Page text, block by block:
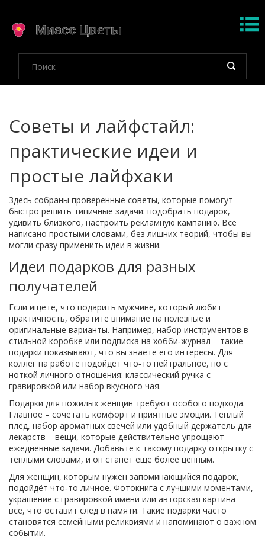
Советы и лайфстайл:
практические идеи и
простые лайфхаки
Здесь собраны проверенные советы, которые помогут
быстро решить типичные задачи: подобрать подарок,
удивить близкого, настроить рекламную кампанию. Всё
написано простыми словами, без лишних теорий, чтобы вы
могли сразу применить идеи в жизни.
Идеи подарков для разных
получателей
Если ищете, что подарить мужчине, который любит
практичность, обратите внимание на полезные и
оригинальные варианты. Например, набор инструментов в
стильной коробке или подписка на хобби‑журнал – такие
подарки показывают, что вы знаете его интересы. Для
коллег на работе подойдёт что‑то нейтральное, но с
ноткой личного отношения: классический ручка с
гравировкой или набор вкусного чая.
Подарки для пожилых женщин требуют особого подхода.
Главное – сочетать комфорт и приятные эмоции. Тёплый
плед, набор ароматных свечей или удобный держатель для
лекарств – вещи, которые действительно упрощают
ежедневные задачи. Добавьте к такому подарку открытку с
тёплыми словами, и он станет ещё более ценным.
Для женщин, которым нужен запоминающийся подарок,
подойдёт что‑то личное. Фотокнига с лучшими моментами,
украшение с гравировкой имени или авторская картина –
всё, что оставит след в памяти. Такие подарки часто
становятся семейными реликвиями и напоминают о важном
событии.